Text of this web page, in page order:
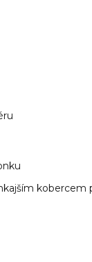
kobercem